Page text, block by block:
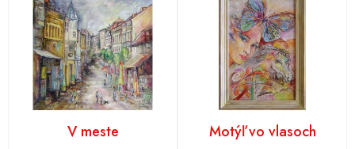
V meste Motýľ vo vlasoch